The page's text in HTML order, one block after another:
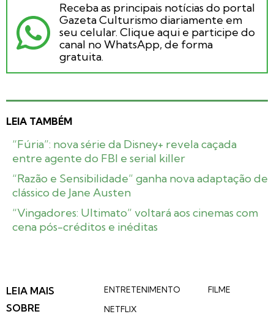
Receba as principais notícias do portal
Gazeta Culturismo diariamente em
seu celular. Clique aqui e participe do
canal no WhatsApp, de forma
gratuita.
LEIA TAMBÉM
“Fúria”: nova série da Disney+ revela caçada
entre agente do FBI e serial killer
“Razão e Sensibilidade” ganha nova adaptação de
clássico de Jane Austen
“Vingadores: Ultimato” voltará aos cinemas com
cena pós-créditos e inéditas
LEIA MAIS
SOBRE
ENTRETENIMENTO
FILME
NETFLIX